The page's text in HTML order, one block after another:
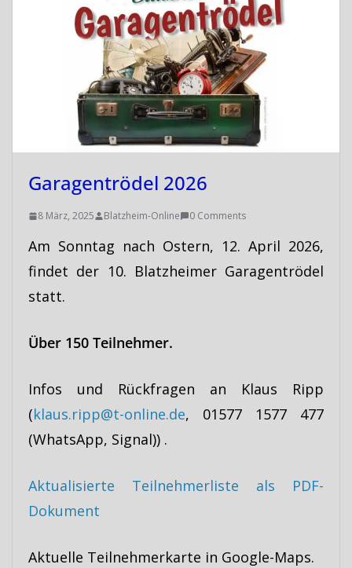
Garagentrödel 2026
8 März, 2025 Blatzheim-Online 0 Comments
Am Sonntag nach Ostern, 12. April 2026,
findet der 10. Blatzheimer Garagentrödel
statt.
Über 150 Teilnehmer.
Infos und Rückfragen an Klaus Ripp
(klaus.ripp@t-online.de, 01577 1577 477
(WhatsApp, Signal)) .
Aktualisierte Teilnehmerliste als PDF-
Dokument
Aktuelle Teilnehmerkarte in Google-Maps.